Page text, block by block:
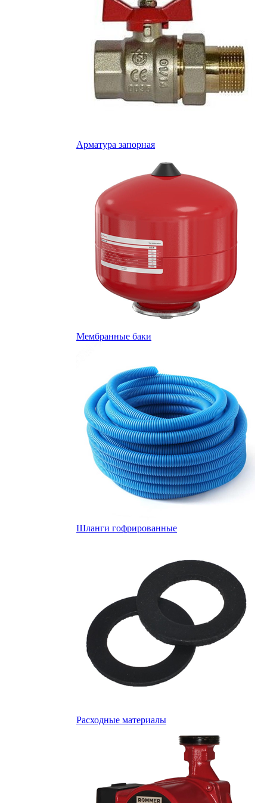
Арматура запорная
Мембранные баки
Шланги гофрированные
Расходные материалы